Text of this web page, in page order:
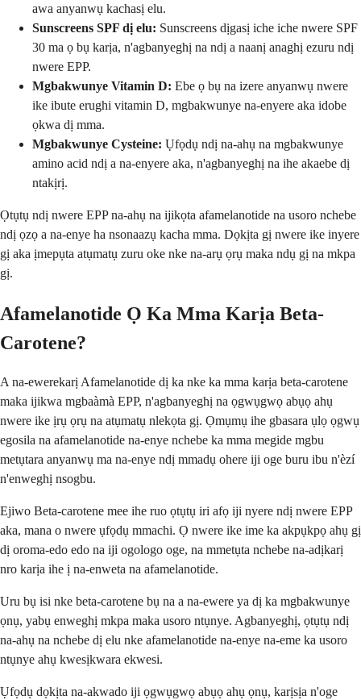
awa anyanwụ kachasị elu.
Sunscreens SPF dị elu: Sunscreens dịgasị iche iche nwere SPF
30 ma ọ bụ karịa, n'agbanyeghị na ndị a naanị anaghị ezuru ndị
nwere EPP.
Mgbakwunye Vitamin D: Ebe ọ bụ na izere anyanwụ nwere
ike ibute erughi vitamin D, mgbakwunye na-enyere aka idobe
ọkwa dị mma.
Mgbakwunye Cysteine: Ụfọdụ ndị na-ahụ na mgbakwunye
amino acid ndị a na-enyere aka, n'agbanyeghị na ihe akaebe dị
ntakịrị.
Ọtụtụ ndị nwere EPP na-ahụ na ijikọta afamelanotide na usoro nchebe
ndị ọzọ a na-enye ha nsonaazụ kacha mma. Dọkịta gị nwere ike inyere
gị aka ịmepụta atụmatụ zuru oke nke na-arụ ọrụ maka ndụ gị na mkpa
gị.
Afamelanotide Ọ Ka Mma Karịa Beta-
Carotene?
A na-ewerekarị Afamelanotide dị ka nke ka mma karịa beta-carotene
maka ijikwa mgbaàmà EPP, n'agbanyeghị na ọgwụgwọ abụọ ahụ
nwere ike ịrụ ọrụ na atụmatụ nlekọta gị. Ọmụmụ ihe gbasara ụlọ ọgwụ
egosila na afamelanotide na-enye nchebe ka mma megide mgbu
metụtara anyanwụ ma na-enye ndị mmadụ ohere iji oge buru ibu n'èzí
n'enweghị nsogbu.
Ejiwo Beta-carotene mee ihe ruo ọtụtụ iri afọ iji nyere ndị nwere EPP
aka, mana o nwere ụfọdụ mmachi. Ọ nwere ike ime ka akpụkpọ ahụ gị
dị oroma-edo edo na iji ogologo oge, na mmetụta nchebe na-adịkarị
nro karịa ihe ị na-enweta na afamelanotide.
Uru bụ isi nke beta-carotene bụ na a na-ewere ya dị ka mgbakwunye
ọnụ, yabụ enweghị mkpa maka usoro ntụnye. Agbanyeghị, ọtụtụ ndị
na-ahụ na nchebe dị elu nke afamelanotide na-enye na-eme ka usoro
ntụnye ahụ kwesịkwara ekwesi.
Ụfọdụ dọkịta na-akwado iji ọgwụgwọ abụọ ahụ ọnụ, karịsịa n'oge